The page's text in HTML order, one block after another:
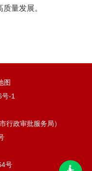
量发展。
图
-1
行政审批服务局）
号